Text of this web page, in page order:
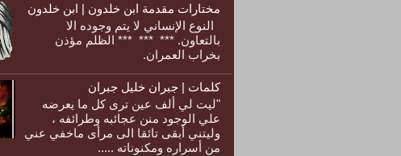
مختارات مقدمة ابن خلدون | ابن خلدون
النوع الإنساني لا يتم وجوده الا
بالتعاون. *** *** *** الظلم مؤذن
بخراب العمران.
كلمات | جبران خليل جبران
"ليت لي ألف عين ترى كل ما يعرضه
علي الوجود منن عجائبه وطرائفه ،
وليتني أبقى تائقا الى مرأى ماخفي عني
من أسراره ومكنوناته .....